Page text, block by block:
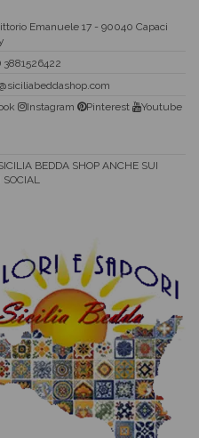
Emanuele 17 - 90040 Capaci
3881526422
Instagram Pinterest
Youtube
BEDDA SHOP ANCHE SUI